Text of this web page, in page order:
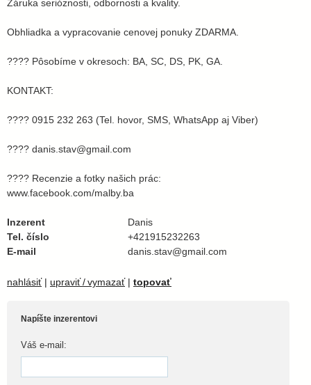
​Záruka serióznosti, odbornosti a kvality.
​Obhliadka a vypracovanie cenovej ponuky ZDARMA.
​???? Pôsobíme v okresoch: BA, SC, DS, PK, GA.
​KONTAKT:
???? 0915 232 263 (Tel. hovor, SMS, WhatsApp aj Viber)
???? danis.stav@gmail.com
???? Recenzie a fotky našich prác:
www.facebook.com/malby.ba
Inzerent
Danis
Tel. číslo
+421915232263
E-mail
danis.stav@gmail.com
nahlásiť| upraviť / vymazať| topovať
Napíšte inzerentovi
Váš e-mail: